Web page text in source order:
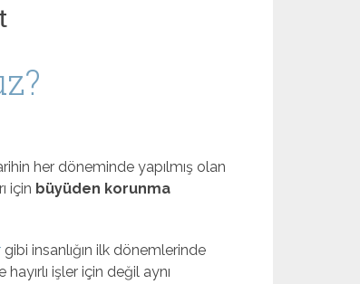
her döneminde yapılmış olan
için büyüden korunma
gibi insanlığın ilk dönemlerinde
işler için değil aynı